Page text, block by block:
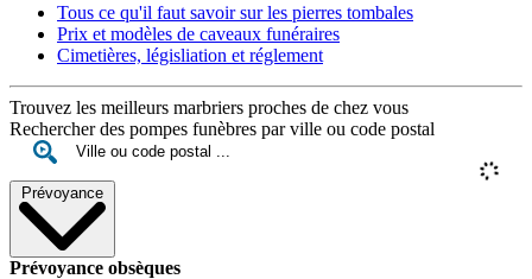
Tous ce qu'il faut savoir sur les pierres tombales
Prix et modèles de caveaux funéraires
Cimetières, législiation et réglement
Trouvez les meilleurs marbriers proches de chez vous
Rechercher des pompes funèbres par ville ou code postal
Prévoyance
Prévoyance obsèques